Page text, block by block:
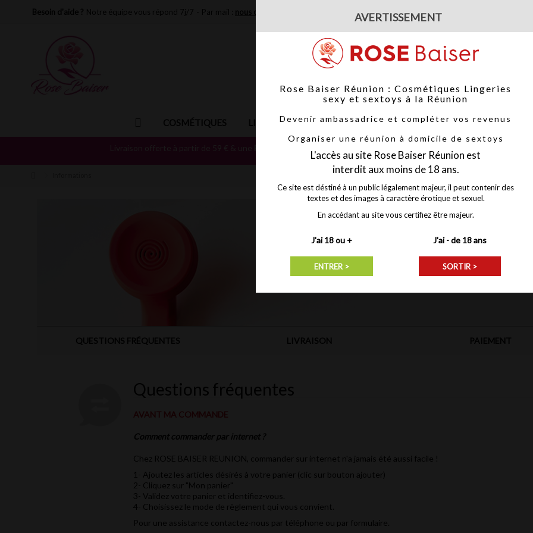
Besoin d'aide ? Notre équipe vous répond 7j/7 Par mail : nous contacter Sur les réseaux sociaux - Par téléphone : Votre
AVERTISSEMENT
Rose Baiser Réunion : Cosmétiques Lingeries
sexy et sextoys à la Réunion
Devenir ambassadrice et compléter vos revenus
Organiser une réunion à domicile de sextoys
L'accès au site Rose Baiser Réunion est
interdit aux moins de 18 ans.
Ce site est déstiné à un public légalement majeur, il peut contenir des
textes et des images à caractère érotique et sexuel.
En accédant au site vous certifiez être majeur.
J'ai 18 ou + J'ai - de 18 ans
ENTRER > SORTIR >
LINGERIES ACCESSOIRES NOUVEAUTÉS PROMOTIONS
Besoin d'aide ?
QUESTIONS FRÉQUENTES LIVRAISON PAIEMENT
Questions fréquentes
AVANT MA COMMANDE
Comment commander par internet ?
Chez ROSE BAISER REUNION, commander sur internet n'a jamais été aussi facile !
1- Ajoutez les articles désirés à votre panier (clic sur bouton ajouter)
2- Cliquez sur "Mon panier"
3- Validez votre panier et identifiez-vous.
4- Choisissez le mode de règlement qui vous convient.
Pour une assistance contactez-nous par téléphone ou par formulaire.